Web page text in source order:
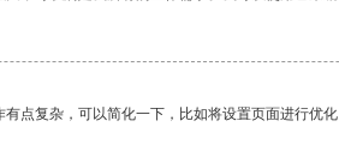
点复杂，可以简化一下，比如将设置页面进行优化